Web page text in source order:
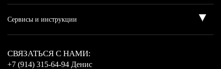
CВЯЗАТЬСЯ С НАМИ:
+7 (914) 315-64-94 Денис